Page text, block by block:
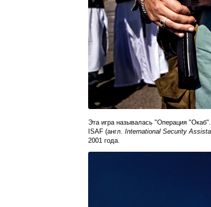
Эта игра называлась "Операция
ISAF (англ. International Security
2001 года.